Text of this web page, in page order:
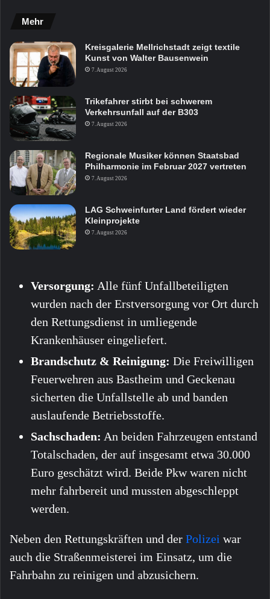
Mehr
Kreisgalerie Mellrichstadt zeigt textile
Kunst von Walter Bausenwein
7. August 2026
Trikefahrer stirbt bei schwerem
Verkehrsunfall auf der B303
7. August 2026
Regionale Musiker können Staatsbad
Philharmonie im Februar 2027 vertreten
7. August 2026
LAG Schweinfurter Land fördert wieder
Kleinprojekte
7. August 2026
Versorgung: Alle fünf Unfallbeteiligten
wurden nach der Erstversorgung vor Ort durch
den Rettungsdienst in umliegende
Krankenhäuser eingeliefert.
Brandschutz & Reinigung: Die Freiwilligen
Feuerwehren aus Bastheim und Geckenau
sicherten die Unfallstelle ab und banden
auslaufende Betriebsstoffe.
Sachschaden: An beiden Fahrzeugen entstand
Totalschaden, der auf insgesamt etwa 30.000
Euro geschätzt wird. Beide Pkw waren nicht
mehr fahrbereit und mussten abgeschleppt
werden.
Neben den Rettungskräften und der Polizei war
auch die Straßenmeisterei im Einsatz, um die
Fahrbahn zu reinigen und abzusichern.